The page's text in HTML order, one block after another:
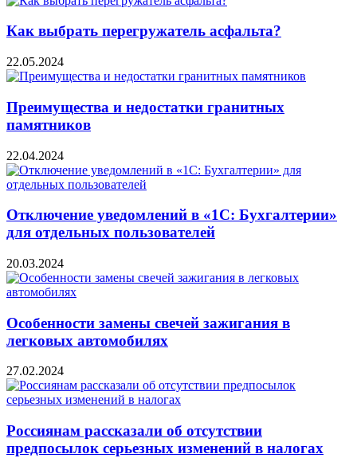
Как выбрать перегружатель асфальта?
22.05.2024
Преимущества и недостатки гранитных
памятников
22.04.2024
Отключение уведомлений в «1С: Бухгалтерии»
для отдельных пользователей
20.03.2024
Особенности замены свечей зажигания в
легковых автомобилях
27.02.2024
Россиянам рассказали об отсутствии
предпосылок серьезных изменений в налогах